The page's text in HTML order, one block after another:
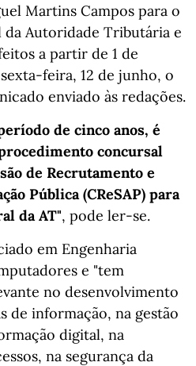
Martins Campos para o
Autoridade Tributária e
a partir de 1 de
feira, 12 de junho, o
enviado às redações.
de cinco anos, é
concursal
de Recrutamento e
Pública (CReSAP) para
da AT", pode ler-se.
em Engenharia
e "tem
no desenvolvimento
de informação, na gestão
digital, na
na segurança da